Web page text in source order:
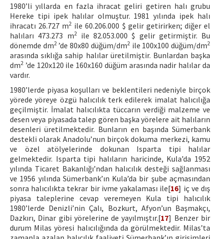
1980’li yıllarda en fazla ihracat geliri getiren halı grubu
Hereke tipi ipek halılar olmuştur. 1981 yılında ipek halı
ihracatı 26.727 m2 ile 60.206.000 $ gelir getirirken; diğer el
halıları 473.273 m2ile 82.053.000 $ gelir getirmiştir. Bu
dönemde dm2’de 80x80 düğüm/dm2ile 100x100 düğüm/dm2
arasında sıklığa sahip halılar üretilmiştir. Bunlardan başka
dm2 ’de 120x120 ile 160x160 düğüm arasında nadir halılar da
vardır.
1980’lerde piyasa koşulları ve beklentileri nedeniyle birçok
yörede yöreye özgü halıcılık terk edilerek imalat halıcılığa
geçilmiştir. İmalat halıcılıkta tüccarın verdiği malzeme ve
desen veya piyasada talep gören başka yörelere ait halıların
desenleri üretilmektedir. Bunların en başında Sümerbank
destekli olarak Anadolu’nun birçok dokuma merkezi, kamu
ve özel atölyelerinde dokunan Isparta tipi halılar
gelmektedir. Isparta tipi halıların haricinde, Kula’da 1952
yılında Ticaret Bakanlığı’ndan halıcılık desteği sağlanması
ve 1956 yılında Sümerbank’ın Kula’da bir şube açmasından
sonra halıcılıkta tekrar bir ivme yakalaması ile[16] iç ve dış
piyasa taleplerine cevap veremeyen Kula tipi halıcılık
1980’lerde Denizli’nin Çalı, Bozkurt, Afyon’un Başmakçı,
Dazkırı, Dinar gibi yörelerine de yayılmıştır.[17] Benzer bir
durum Milas yöresi halıcılığında da görülmektedir. Milas’ta